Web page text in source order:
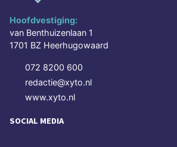
Hoofdvestiging:
van Benthuizenlaan 1
1701 BZ Heerhugowaard
072 8200 600
redactie@xyto.nl
www.xyto.nl
SOCIAL MEDIA